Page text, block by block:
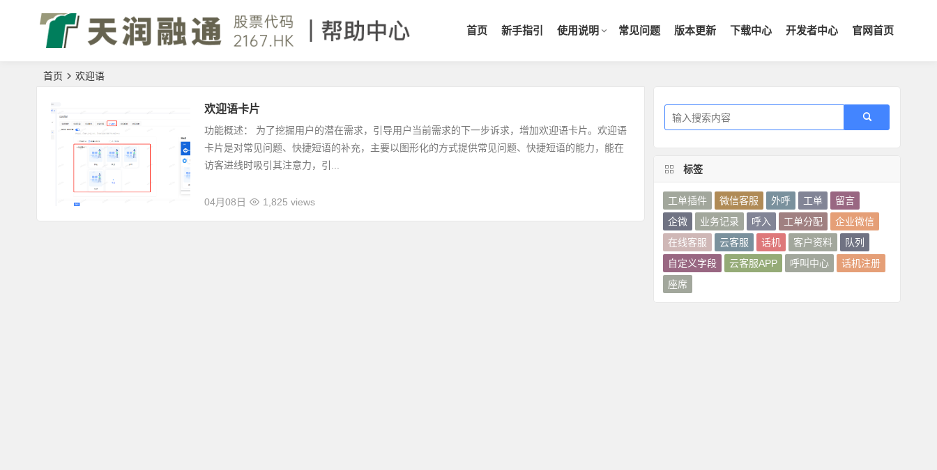
首页 新手指引 使用说明 常见问题 版本更新 下载中心 开发者中心 官网首页
首页 欢迎语
欢迎语卡片
功能概述： 为了挖掘用户的潜在需求，引导用户当前需求的下一步诉求，增加欢迎语卡片。欢迎语
卡片是对常见问题、快捷短语的补充，主要以图形化的方式提供常见问题、快捷短语的能力，能在
访客进线时吸引其注意力，引...
04月08日 1,825 views
标签
工单插件 微信客服 外呼 工单
留言
企微
业务记录 呼入 工单分配
企业微信
在线客服
云客服 话机 客户资料
队列
自定义字段
云客服APP 呼叫中心
话机注册
座席